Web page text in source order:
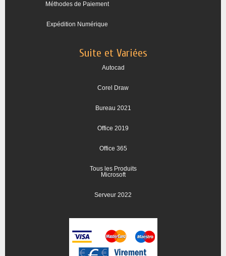
Méthodes de Paiement
Expédition Numérique
Suite et Variées
Autocad
Corel Draw
Bureau 2021
Office 2019
Office 365
Tous les Produits
Microsoft
Serveur 2022